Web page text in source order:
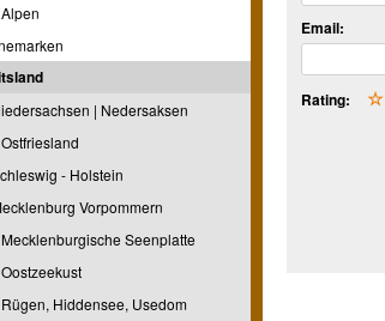
| Nedersaksen
- Holstein
Vorpommern
Seenplatte
Hiddensee, Usedom
Email:
Rating: ☆